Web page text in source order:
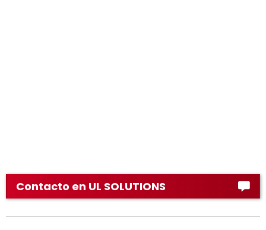
Contacto en UL SOLUTIONS